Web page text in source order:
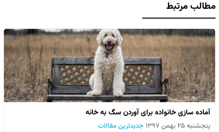
مطالب مرتبط
آماده سازی خانواده برای آوردن سگ به خانه
پنجشنبه ۲۵ بهمن ۱۳۹۷ جدیدترین مقالات